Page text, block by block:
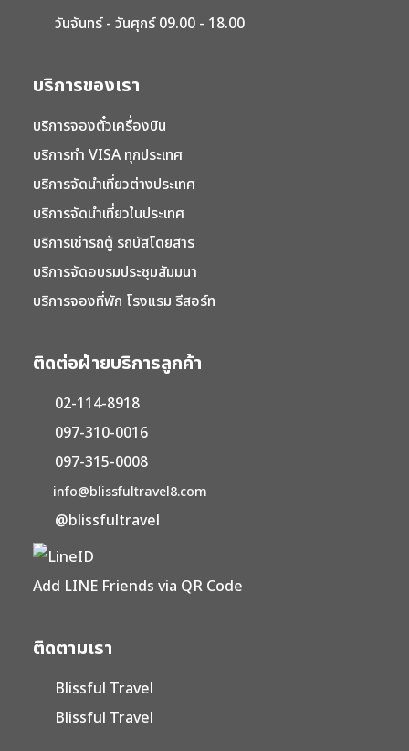
วันจันทร์ - วันศุกร์ 09.00 - 18.00
บริการของเรา
บริการจองตั๋วเครื่องบิน
บริการทำ VISA ทุกประเทศ
บริการจัดนำเที่ยวต่างประเทศ
บริการจัดนำเที่ยวในประเทศ
บริการเช่ารถตู้ รถบัสโดยสาร
บริการจัดอบรมประชุมสัมมนา
บริการจองที่พัก โรงแรม รีสอร์ท
ติดต่อฝ่ายบริการลูกค้า
02-114-8918
097-310-0016
097-315-0008
info@blissfultravel8.com
@blissfultravel
Add LINE Friends via QR Code
ติดตามเรา
Blissful Travel
Blissful Travel